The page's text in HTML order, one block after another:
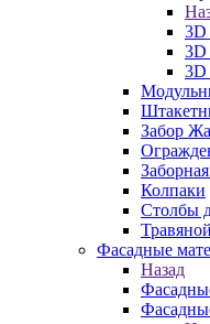
3D
3D
Забор
Колпаки
Столбы
Фасадные
Назад